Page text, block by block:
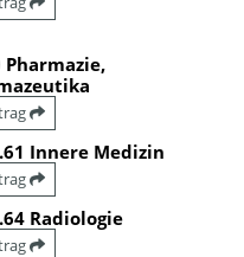
Pharmazie,
Innere Medizin
Radiologie